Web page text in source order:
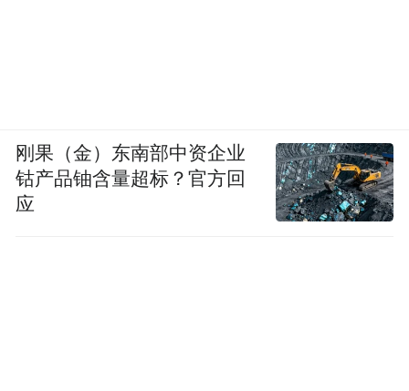
刚果（金）东南部中资企业
钴产品铀含量超标？官方回
应